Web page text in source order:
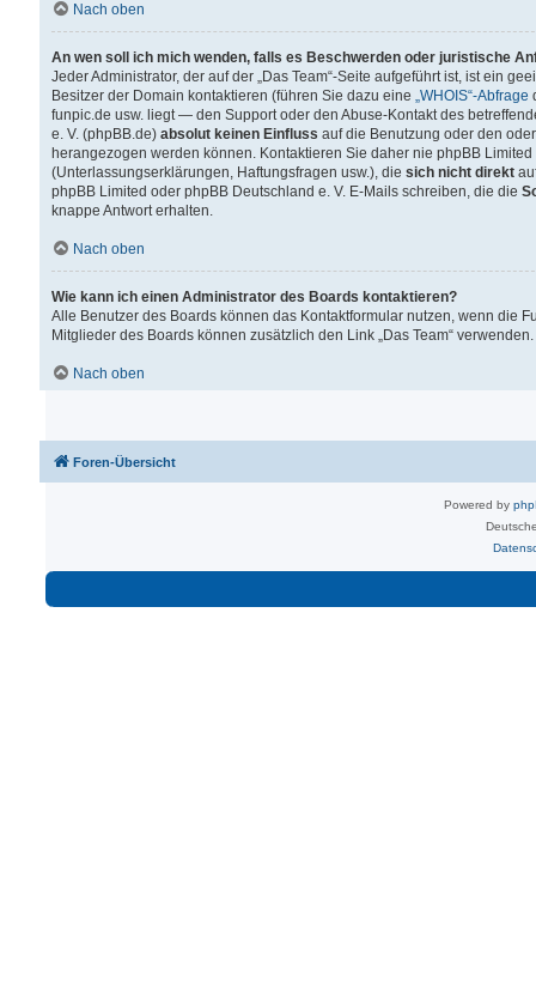
Nach oben
An wen soll ich mich wenden, falls es Beschwerden oder juristische
Jeder Administrator, der auf der „Das Team“-Seite aufgeführt ist, ist ein
Besitzer der Domain kontaktieren (führen Sie dazu eine „WHOIS“-Abfrage
funpic.de usw. liegt — den Support oder den Abuse-Kontakt des
e. V. (phpBB.de) absolut keinen Einfluss auf die Benutzung oder den
herangezogen werden können. Kontaktieren Sie daher nie phpBB
(Unterlassungserklärungen, Haftungsfragen usw.), die sich nicht direkt
phpBB Limited oder phpBB Deutschland e. V. E-Mails schreiben, die die
knappe Antwort erhalten.
Nach oben
Wie kann ich einen Administrator des Boards kontaktieren?
Alle Benutzer des Boards können das Kontaktformular nutzen, wenn die
Mitglieder des Boards können zusätzlich den Link „Das Team“ verwenden.
Nach oben
Foren-Übersicht
Powered by